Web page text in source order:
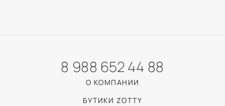
8 988 652 44 88
О КОМПАНИИ
БУТИКИ ZOTTY